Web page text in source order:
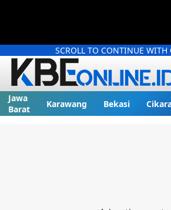
SCROLL TO CONTINUE WITH
Jawa
Barat
Karawang Bekasi